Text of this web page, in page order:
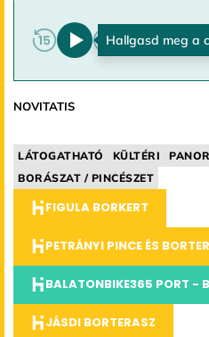
0:00
NOVITATIS
LÁTOGATHATÓ KÜLTÉRI
BORÁSZAT / PINCÉSZET
FIGULA BORKERT
PETRÁNYI PINCE ÉS
BALATONBIKE365 PORT -
JÁSDI BORTERASZ